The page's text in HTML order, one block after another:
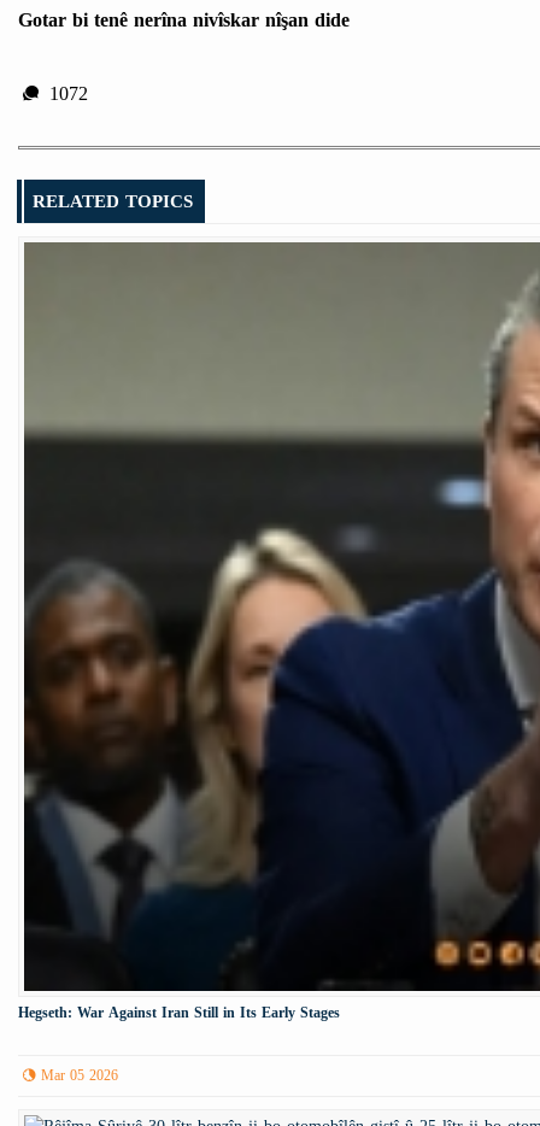
Gotar bi tenê nerîna nivîskar nîşan dide
1072
RELATED TOPICS
Hegseth: War Against Iran Still in Its Early Stages
Mar 05 2026